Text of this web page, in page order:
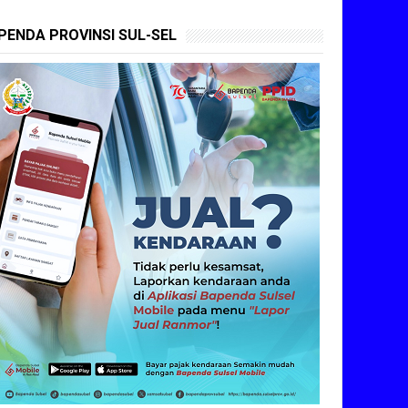
PROVINSI SUL-SEL